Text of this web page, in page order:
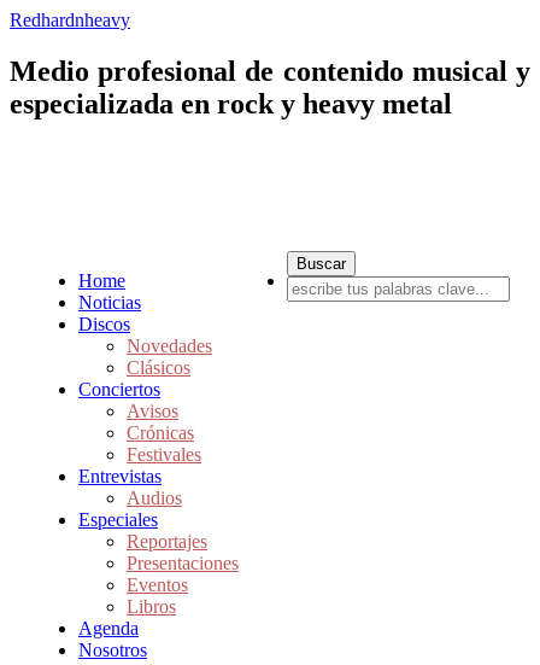
Redhardnheavy
Medio profesional de contenido musical y
especializada en rock y heavy metal
Home
Noticias
Discos
Novedades
Clásicos
Conciertos
Avisos
Crónicas
Festivales
Entrevistas
Audios
Especiales
Reportajes
Presentaciones
Eventos
Libros
Agenda
Nosotros